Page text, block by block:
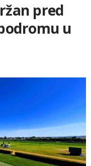
pred
u